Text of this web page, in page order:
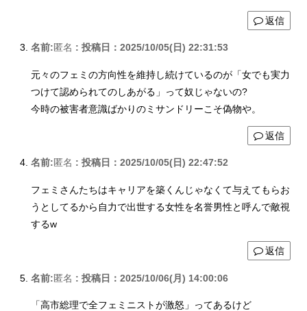
返信
名前:匿名 : 投稿日：2025/10/05(日) 22:31:53
元々のフェミの方向性を維持し続けているのが「女でも実力
つけて認められてのしあがる」って奴じゃないの?
今時の被害者意識ばかりのミサンドリーこそ偽物や。
返信
名前:匿名 : 投稿日：2025/10/05(日) 22:47:52
フェミさんたちはキャリアを築くんじゃなくて与えてもらお
うとしてるから自力で出世する女性を名誉男性と呼んで敵視
するw
返信
名前:匿名 : 投稿日：2025/10/06(月) 14:00:06
「高市総理で全フェミニストが激怒」ってあるけど